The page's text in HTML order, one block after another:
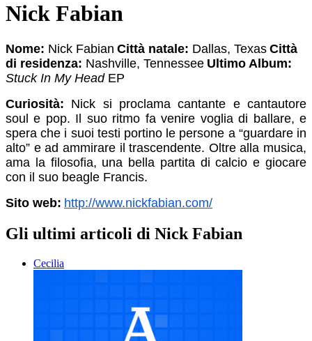
Nick Fabian
Nome: Nick Fabian Città natale: Dallas, Texas Città
di residenza: Nashville, Tennessee Ultimo Album:
Stuck In My Head EP
Curiosità: Nick si proclama cantante e cantautore
soul e pop. Il suo ritmo fa venire voglia di ballare, e
spera che i suoi testi portino le persone a “guardare in
alto” e ad ammirare il trascendente. Oltre alla musica,
ama la filosofia, una bella partita di calcio e giocare
con il suo beagle Francis.
Sito web: http://www.nickfabian.com/
Gli ultimi articoli di Nick Fabian
Cecilia